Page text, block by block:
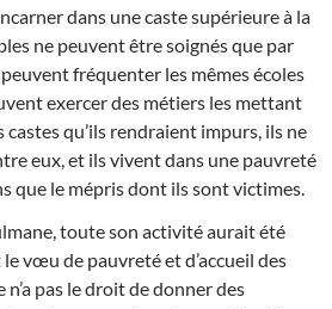
dans une caste supérieure à la
ne peuvent être soignés que par
fréquenter les mêmes écoles
exercer des métiers les mettant
castes qu’ils rendraient impurs, ils ne
eux, et ils vivent dans une pauvreté
que le mépris dont ils sont victimes.
toute son activité aurait été
vœu de pauvreté et d’accueil des
pas le droit de donner des